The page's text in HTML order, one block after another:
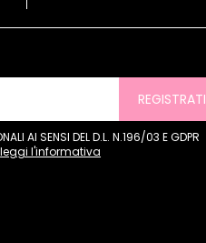
REGISTRATI
AI SENSI DEL D.L. N.196/03 E GDPR
leggi l'informativa